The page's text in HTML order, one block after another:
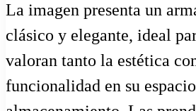
La imagen presenta un
clásico y elegante, ideal
valoran tanto la estética
funcionalidad en su